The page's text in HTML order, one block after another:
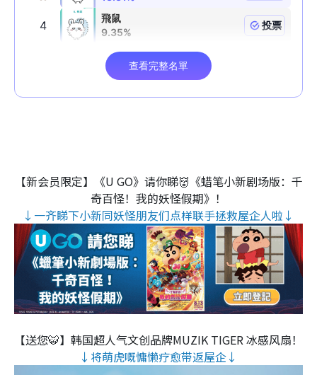
【新会员限定】《U GO》请你睇👹《蜡笔小新剧场版：千
奇百怪！我的妖怪假期》！
↓一齐睇下小新同妖怪朋友们点样联手拯救屋企人啦↓
【送您🐯】韩国超人气文创品牌MUZIK TIGER 冰感风扇！
↓将萌虎嘅慵懒疗愈带返屋企↓